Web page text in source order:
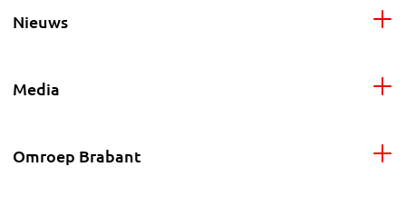
Nieuws
Media
Omroep Brabant